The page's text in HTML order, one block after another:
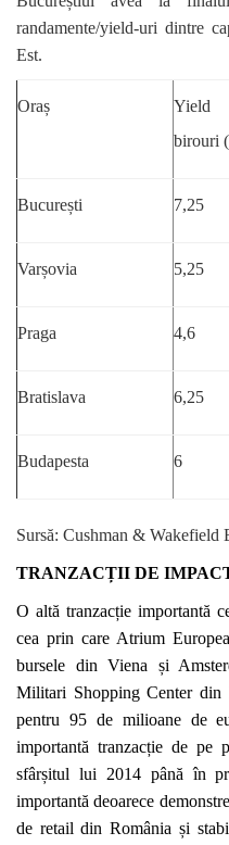
randamente/yield-uri dintre
Est.
Oraș
Yield
birouri
București 7,25
Varșovia 5,25
Praga 4,6
Bratislava 6,25
Budapesta 6
Sursă: Cushman & Wakefield
TRANZACȚII DE
O altă tranzacție importantă
cea prin care Atrium
bursele din Viena și
Militari Shopping Center din
pentru 95 de milioane de
importantă tranzacție de pe
sfârșitul lui 2014 până în
importantă deoarece
de retail din România și